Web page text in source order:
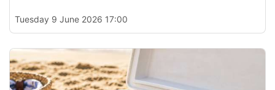
Tuesday 9 June 2026 17:00